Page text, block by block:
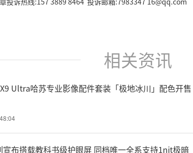
相关资讯
Ultra哈苏专业影像配件套装「极地冰川」配色开售
宣布搭载教科书级护眼屏 同档唯一全系支持1nit极暗